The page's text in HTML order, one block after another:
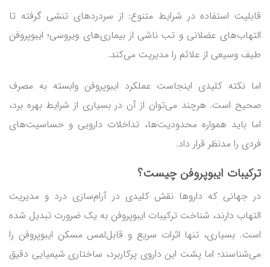
قابلیت استفاده در شرایط متنوع: از سردردهای تنشی گرفته تا
التهاب‌های عضلانی و تب ناشی از بیماری‌های ویروسی؛ ایبوپروفن
طیف وسیعی از علائم را مدیریت می‌کند.
اما نکته کلیدی اینجاست عملکرد ایبوپروفن وابسته به مصرف
صحیح است. هرچند می‌توان از آن در بسیاری از شرایط بهره برد،
اما باید همواره محدودیت‌ها، تداخلات دارویی و حساسیت‌های
فردی را مدنظر قرار داد.
ترکیبات ایبوپروفن چیست؟
در جهانی که داروها نقش کلیدی در آرام‌سازی درد و مدیریت
التهاب دارند، شناخت ترکیبات ایبوپروفن به یک ضرورت تبدیل شده
است. بسیاری، تنها اثرات سریع و قابل‌لمس مسکن ایبوپروفن را
می‌شناسند؛ اما پشت این داروی پرکاربرد، ساختاری شیمیایی دقیق